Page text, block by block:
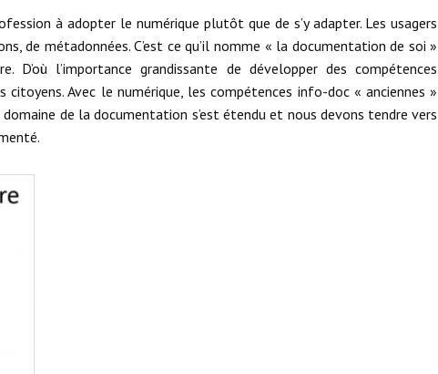
à adopter le numérique plutôt que de s’y adapter. Les usagers
de métadonnées. C’est ce qu’il nomme « la documentation de soi »
D’où l’importance grandissante de développer des compétences
Avec le numérique, les compétences info-doc « anciennes »
de la documentation s’est étendu et nous devons tendre vers